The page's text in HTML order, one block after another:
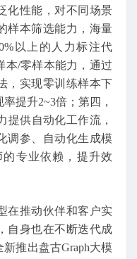
化性能，对不同场景
样本筛选能力，海量
以上的人力标注代
本/零样本能力，通过
，实现零训练样本下
提升2~3倍；第四，
提供自动化工作流，
调参、自动化生成模
专业依赖，提升效
在推动伙伴和客户实
自身也在不断迭代成
推出盘古Graph大模